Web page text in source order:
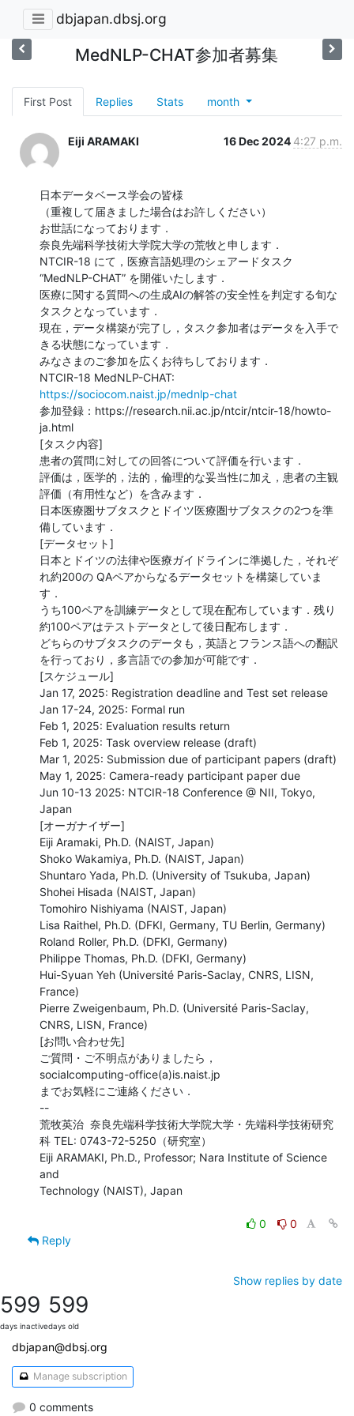
dbjapan.dbsj.org
MedNLP-CHAT参加者募集
First Post Replies Stats month
Eiji ARAMAKI 16 Dec 2024 4:27 p.m.
日本データベース学会の皆様
（重複して届きました場合はお許しください）
お世話になっております．
奈良先端科学技術大学院大学の荒牧と申します．
NTCIR-18 にて，医療言語処理のシェアードタスク
“MedNLP-CHAT” を開催いたします．
医療に関する質問への生成AIの解答の安全性を判定する旬な
タスクとなっています．
現在，データ構築が完了し，タスク参加者はデータを入手で
きる状態になっています．
みなさまのご参加を広くお待ちしております．
https://sociocom.naist.jp/mednlp-chat
参加登録：https://research.nii.ac.jp/ntcir/ntcir-18/howto-
ja.html
[タスク内容]
患者の質問に対しての回答について評価を行います．
評価は，医学的，法的，倫理的な妥当性に加え，患者の主観
評価（有用性など）を含みます．
日本医療圏サブタスクとドイツ医療圏サブタスクの2つを準
備しています．
[データセット]
日本とドイツの法律や医療ガイドラインに準拠した，それぞ
れ約200の QAペアからなるデータセットを構築していま
す．
うち100ペアを訓練データとして現在配布しています．残り
約100ペアはテストデータとして後日配布します．
どちらのサブタスクのデータも，英語とフランス語への翻訳
を行っており，多言語での参加が可能です．
[スケジュール]
Jan 17, 2025: Registration deadline and Test set release
Jan 17-24, 2025: Formal run
Feb 1, 2025: Evaluation results return
Feb 1, 2025: Task overview release (draft)
Mar 1, 2025: Submission due of participant papers (draft)
May 1, 2025: Camera-ready participant paper due
Jun 10-13 2025: NTCIR-18 Conference @ NII, Tokyo,
Japan
[オーガナイザー]
Eiji Aramaki, Ph.D. (NAIST, Japan)
Shoko Wakamiya, Ph.D. (NAIST, Japan)
Shuntaro Yada, Ph.D. (University of Tsukuba, Japan)
Shohei Hisada (NAIST, Japan)
Tomohiro Nishiyama (NAIST, Japan)
Lisa Raithel, Ph.D. (DFKI, Germany, TU Berlin, Germany)
Roland Roller, Ph.D. (DFKI, Germany)
Philippe Thomas, Ph.D. (DFKI, Germany)
Hui-Syuan Yeh (Université Paris-Saclay, CNRS, LISN,
France)
Pierre Zweigenbaum, Ph.D. (Université Paris-Saclay,
CNRS, LISN, France)
[お問い合わせ先]
ご質問・ご不明点がありましたら，
socialcomputing-office(a)is.naist.jp
までお気軽にご連絡ください．
--
荒牧英治  奈良先端科学技術大学院大学・先端科学技術研究
科 TEL: 0743-72-5250（研究室）
Eiji ARAMAKI, Ph.D., Professor; Nara Institute of Science
and
Technology (NAIST), Japan
0
0
Reply
Show replies by date
599
days inactive
599
days old
dbjapan@dbsj.org
Manage subscription
0 comments